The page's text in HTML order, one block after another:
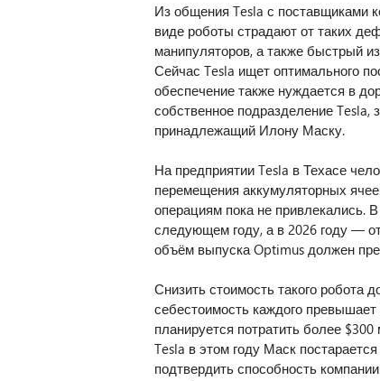
Из общения Tesla с поставщиками
виде роботы страдают от таких
манипуляторов, а также быстрый
Сейчас Tesla ищет оптимального
обеспечение также нуждается в
собственное подразделение
принадлежащий Илону Маску.
На предприятии Tesla в Техасе
перемещения аккумуляторных
операциям пока не привлекались.
следующем году, а в 2026 году —
объём выпуска Optimus должен
Снизить стоимость такого робота
себестоимость каждого
планируется потратить более
Tesla в этом году Маск
подтвердить способность